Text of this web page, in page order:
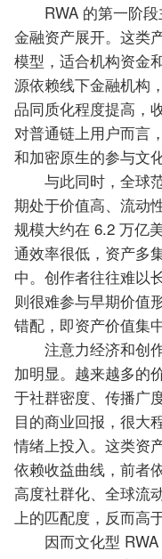
RWA 的第一阶
金融资产展开。这类
模型，适合机构资金
源依赖线下金融机构
品同质化程度提高，
对普通链上用户而言
和加密原生的参与文
与此同时，全球
期处于价值高、流动
规模大约在 6.2 万亿
通效率很低，资产多
中。创作者往往难以
则很难参与早期价值
错配，即资产价值集
注意力经济和创
加明显。越来越多的
于社群密度、传播广
目的商业回报，很大
情绪上投入。这类资
依赖收益曲线，前者
高度社群化、全球流
上的匹配度，反而高
因而文化型